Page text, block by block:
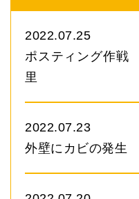
2022.07.25
ポスティング作
里
2022.07.23
外壁にカビの発